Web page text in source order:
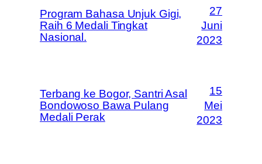
Program Bahasa Unjuk Gigi,
Raih 6 Medali Tingkat
Nasional.
27
Juni
2023
Terbang ke Bogor, Santri Asal
Bondowoso Bawa Pulang
Medali Perak
15
Mei
2023